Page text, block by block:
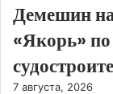
Демешин
«Якорь»
7 августа, 2026